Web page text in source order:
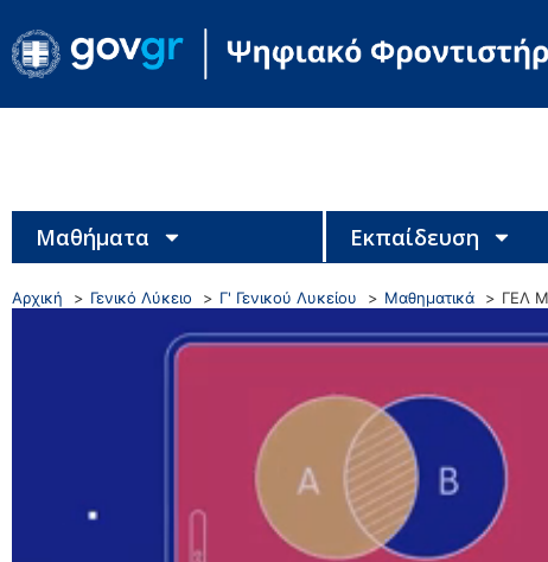
Μαθήματα Εκπαίδευση
Αρχική Γενικό Λύκειο Γ' Γενικού Λυκείου Μαθηματικά ΓΕΛ